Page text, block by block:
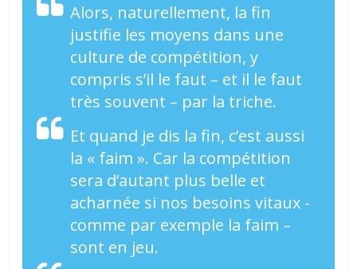
Alors, naturellement, la fin
justifie les moyens dans une
culture de compétition, y
compris s’il le faut – et il le faut
très souvent – par la triche.
Et quand je dis la fin, c’est aussi
la « faim ». Car la compétition
sera d’autant plus belle et
acharnée si nos besoins vitaux -
comme par exemple la faim –
sont en jeu.